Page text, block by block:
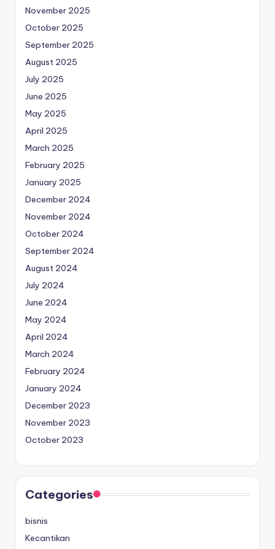
November 2025
October 2025
September 2025
August 2025
July 2025
June 2025
May 2025
April 2025
March 2025
February 2025
January 2025
December 2024
November 2024
October 2024
September 2024
August 2024
July 2024
June 2024
May 2024
April 2024
March 2024
February 2024
January 2024
December 2023
November 2023
October 2023
Categories
bisnis
Kecantikan